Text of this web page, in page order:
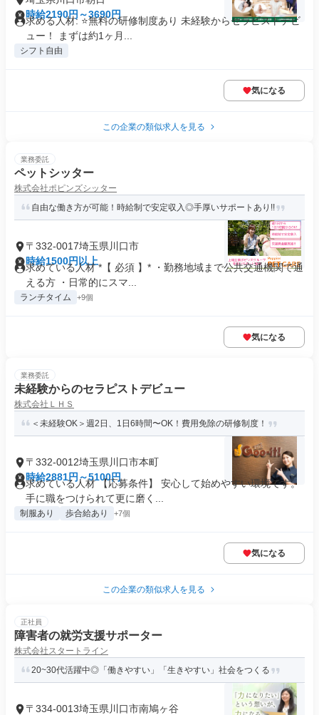
時給2190円～3690円
求める人材: ⭐️無料の研修制度あり 未経験からセラピストデビ
ュー！ まずは約1ヶ月...
シフト自由
気になる
この企業の類似求人を見る
業務委託
ペットシッター
株式会社ポピンズシッター
自由な働き方が可能！時給制で安定収入◎手厚いサポートあり!!
〒332-0017埼玉県川口市
時給1500円以上
求めている人材 *【 必須 】* ・勤務地域まで公共交通機関で通
える方 ・日常的にスマ...
ランチタイム +9個
気になる
業務委託
未経験からのセラピストデビュー
株式会社ＬＨＳ
＜未経験OK＞週2日、1日6時間〜OK！費用免除の研修制度！
〒332-0012埼玉県川口市本町
時給2881円～5100円
求めている人材 【応募条件】 安心して始めやすい環境です。
手に職をつけられて更に磨く...
制服あり 歩合給あり +7個
気になる
この企業の類似求人を見る
正社員
障害者の就労支援サポーター
株式会社スタートライン
20~30代活躍中◎「働きやすい」「生きやすい」社会をつくる
〒334-0013埼玉県川口市南鳩ヶ谷